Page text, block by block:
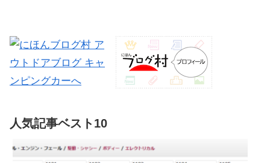
席。地元民らしき人も多い人気店
の...
要な装備について、日本RV協
会...
人気記事ベスト10